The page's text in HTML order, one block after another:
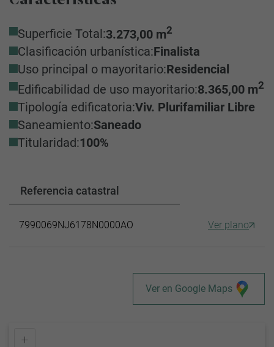
Superficie Total:3.273,00 m2
Clasificación urbanística:Finalista
Uso principal o mayoritario:Residencial
Edificabilidad de uso mayoritario:8.365,00 m2
Tipología edificatoria:Viv. Plurifamiliar Libre
Saneamiento:Saneado
Titularidad:100%
Referencia catastral
7990069NJ6178N0000AO Ver plano
Ver en Google Maps
+